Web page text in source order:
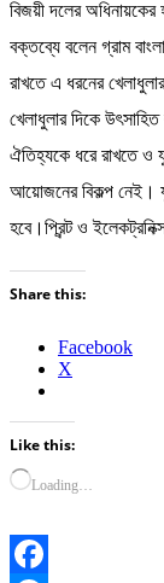
বিজয়ী দলের
বক্তব্যে বলেন গ্রাম
রাখতে এ ধরনের
খেলাধুলার দিকে
ঐতিহ্যকে ধরে রাখতে ও
আয়োজনের বিকল্প নেই।
হবে।প্রিন্ট ও
Share this:
Facebook
X
Like this:
Loading…